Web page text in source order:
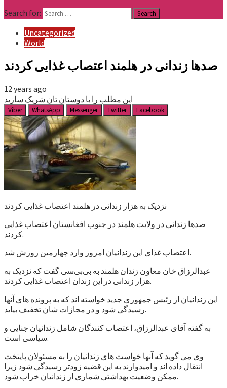
Search for:
Uncategorized
World
صدها زندانی در هلمند اعتصاب غذایی کردند
12 years ago
این مطلب را با دوستان تان شریک سازید
Viber WhatsApp Messenger Twitter Facebook
نزدیک به هزار زندانی در هلمند اعتصاب غذایی کردند
صدها زندانی در ولایت هلمند در جنوب افغانستان اعتصاب غذایی
کردند.
اعتصاب غذای این زندانیان امروز وارد چهارمین روزش شد.
عبدالرزاق خان معاون زندان هلمند به بی‌بی‌سی گفت که نزدیک به
هزار زندانی در این زندان اعتصاب غذایی کردند.
این زندانیان از رئیس جمهوری جدید خواسته اند که به پرونده های آنها
رسیدگی شود و در مجازات شان تخفیف بیاید.
به گفته آقای عبدالرزاق، اعتصاب کنندگان شامل زندانیان جنایی و
سیاسی است.
وی می گوید که آنها خواست های زندانیان را به مسئولان پایتخت
انتقال داده اند و امیدوارند به این قضیه زودتر رسیدگی شود زیرا
ممکن وضعیت بهداشتی شماری از زندانیان خراب شود.